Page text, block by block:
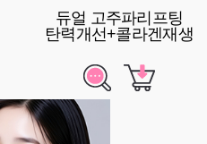
듀얼 고주파리프팅
탄력개선+콜라겐재생